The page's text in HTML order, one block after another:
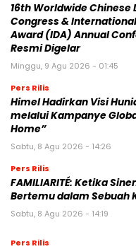
16th Worldwide Chinese
Congress &
Award (IDA) Annual
Resmi Digelar
Minggu, 9 Agu 2026 - 01:45
Pers Rilis
Himel Hadirkan Visi
melalui Kampanye
Home”
Sabtu, 8 Agu 2026 - 14:26
Pers Rilis
FAMILIARITÉ: Ketika
Bertemu dalam Sebuah
Sabtu, 8 Agu 2026 - 14:19
Pers Rilis